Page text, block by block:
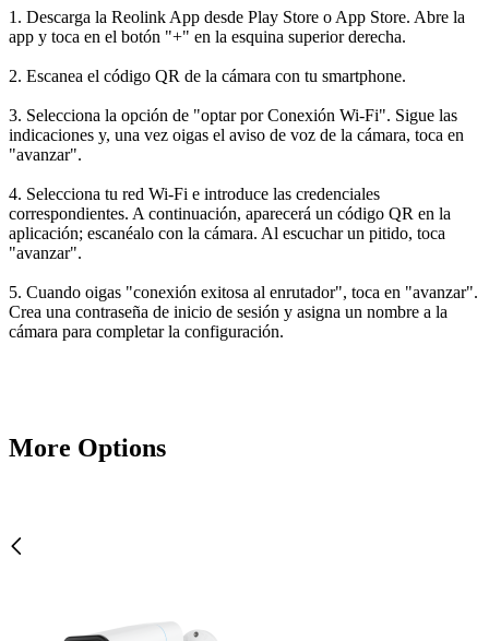
1. Descarga la Reolink App desde Play Store o App Store. Abre la
app y toca en el botón "+" en la esquina superior derecha.
2. Escanea el código QR de la cámara con tu smartphone.
3. Selecciona la opción de "optar por Conexión Wi-Fi". Sigue las
indicaciones y, una vez oigas el aviso de voz de la cámara, toca en
"avanzar".
4. Selecciona tu red Wi-Fi e introduce las credenciales
correspondientes. A continuación, aparecerá un código QR en la
aplicación; escanéalo con la cámara. Al escuchar un pitido, toca
"avanzar".
5. Cuando oigas "conexión exitosa al enrutador", toca en "avanzar".
Crea una contraseña de inicio de sesión y asigna un nombre a la
cámara para completar la configuración.
More Options